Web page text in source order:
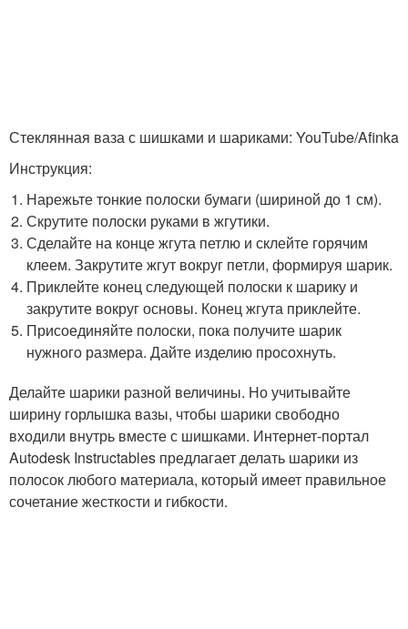
Стеклянная ваза с шишками и шариками: YouTube/Afinka
Инструкция:
Нарежьте тонкие полоски бумаги (шириной до 1 см).
Скрутите полоски руками в жгутики.
Сделайте на конце жгута петлю и склейте горячим
клеем. Закрутите жгут вокруг петли, формируя шарик.
Приклейте конец следующей полоски к шарику и
закрутите вокруг основы. Конец жгута приклейте.
Присоединяйте полоски, пока получите шарик
нужного размера. Дайте изделию просохнуть.
Делайте шарики разной величины. Но учитывайте
ширину горлышка вазы, чтобы шарики свободно
входили внутрь вместе с шишками. Интернет-портал
Autodesk Instructables предлагает делать шарики из
полосок любого материала, который имеет правильное
сочетание жесткости и гибкости.